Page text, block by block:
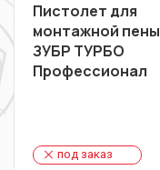
Пистолет для
монтажной пены
ЗУБР ТУРБО
Профессионал
под заказ